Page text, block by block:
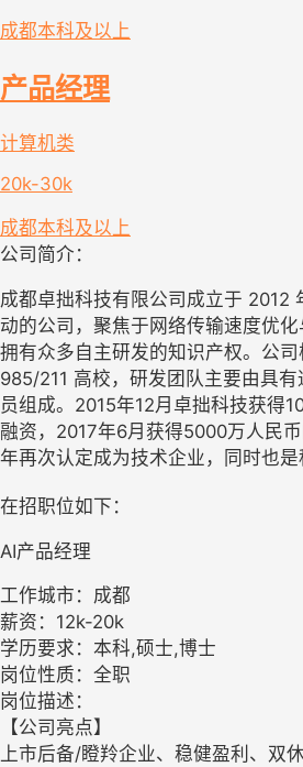
成都本科及以上
产品经理
计算机类
20k-30k
成都本科及以上
公司简介：
成都卓拙科技有限公司成立于 2012
动的公司，聚焦于网络传输速度优化
拥有众多自主研发的知识产权。公
985/211 高校，研发团队主要由具
员组成。2015年12月卓拙科技获得
融资，2017年6月获得5000万人民
年再次认定成为技术企业，同时也是
在招职位如下：
AI产品经理
工作城市：成都
薪资：12k-20k
学历要求：本科,硕士,博士
岗位性质：全职
岗位描述：
【公司亮点】
上市后备/瞪羚企业、稳健盈利、双